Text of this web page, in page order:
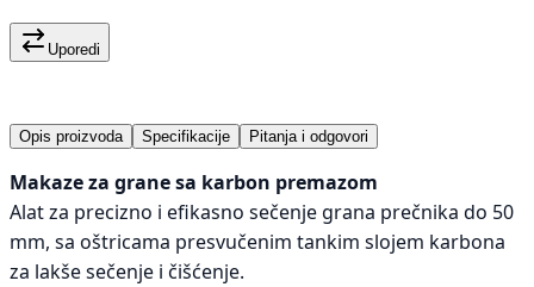
Uporedi
Opis proizvoda Specifikacije Pitanja i odgovori
Makaze za grane sa karbon premazom
Alat za precizno i efikasno sečenje grana prečnika do 50
mm, sa oštricama presvučenim tankim slojem karbona
za lakše sečenje i čišćenje.